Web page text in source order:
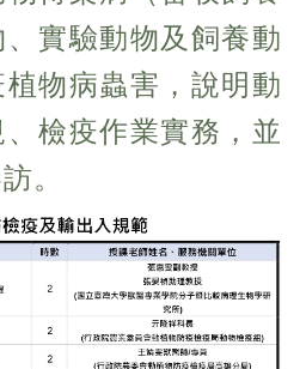
實驗動物及飼養動
物病蟲害，說明動
檢疫作業實務，並
。